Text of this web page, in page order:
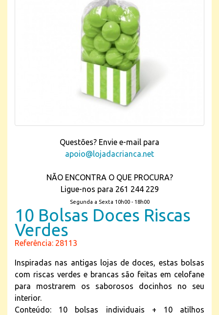
Questões? Envie e-mail para
apoio@lojadacrianca.net
NÃO ENCONTRA O QUE PROCURA?
Ligue-nos para 261 244 229
Segunda a Sexta 10h00 - 18h00
10 Bolsas Doces Riscas
Verdes
Referência: 28113
Inspiradas nas antigas lojas de doces, estas bolsas
com riscas verdes e brancas são feitas em celofane
para mostrarem os saborosos docinhos no seu
interior.
Conteúdo: 10 bolsas individuais + 10 atilhos